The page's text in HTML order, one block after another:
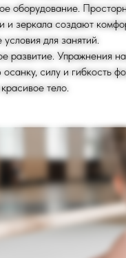
оборудование.
и зеркала создают
для занятий.
развитие. Упражнения
осанку, силу и гибкость
тело.